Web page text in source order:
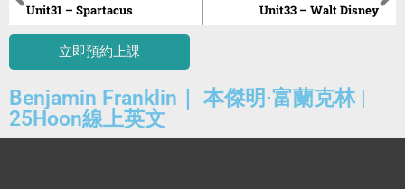
Unit31 – Spartacus Unit33 – Walt Disney
立即預約上課
Benjamin Franklin｜ 本傑明·富蘭克林 |
25Hoon線上英文